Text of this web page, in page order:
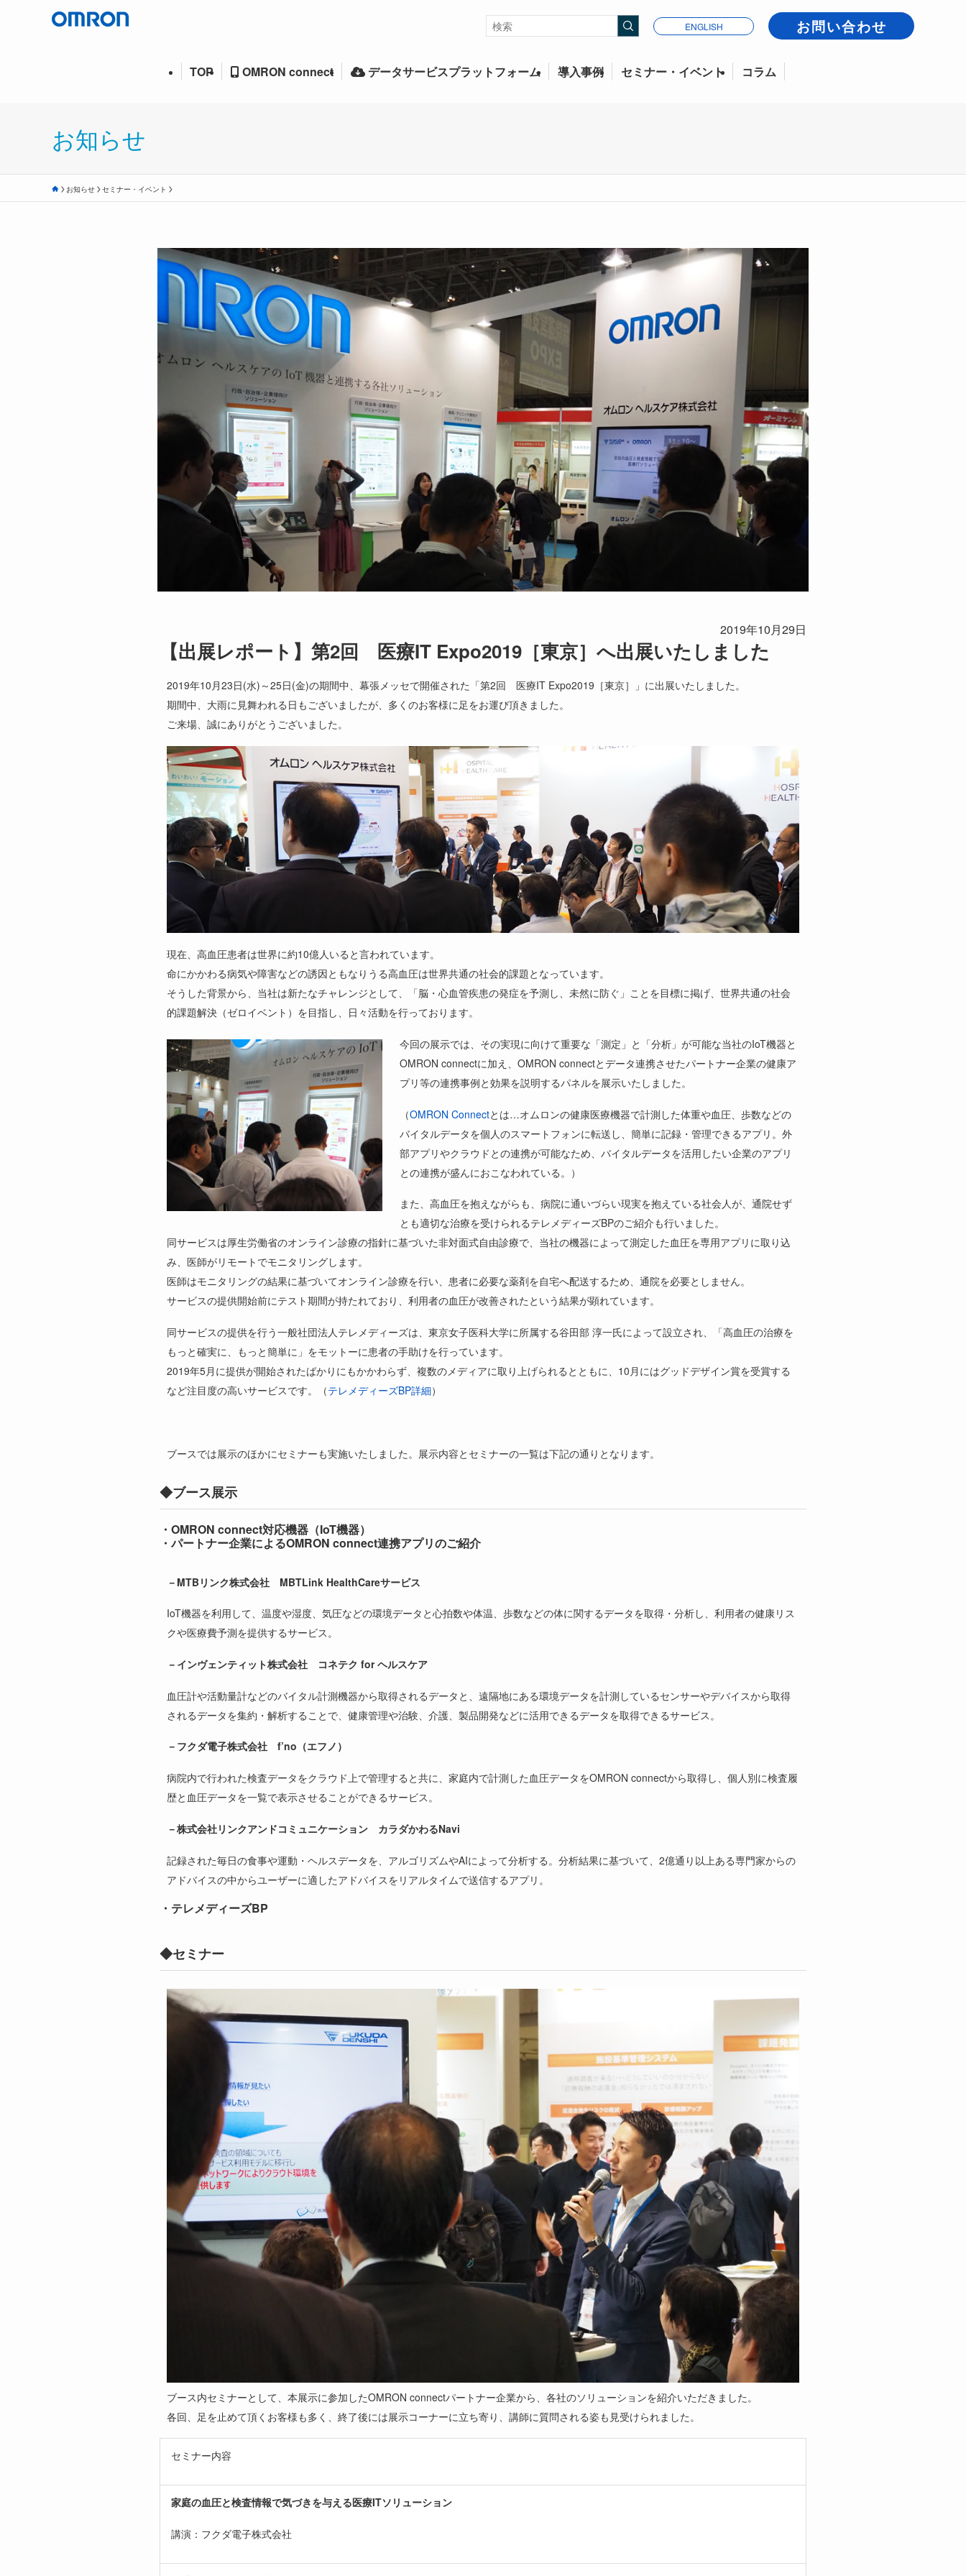
ENGLISH お問い合わせ
TOP OMRON connect データサービスプラットフォーム 導入事例 セミナー・イベント コラム
お知らせ
お知らせ セミナー・イベント
2019年10月29日
【出展レポート】第2回 医療IT Expo2019［東京］へ出展いたしました
2019年10月23日(水)～25日(金)の期間中、幕張メッセで開催された「第2回 医療IT Expo2019［東京］」に出展いたしました。
期間中、大雨に見舞われる日もございましたが、多くのお客様に足をお運び頂きました。
ご来場、誠にありがとうございました。
現在、高血圧患者は世界に約10億人いると言われています。
命にかかわる病気や障害などの誘因ともなりうる高血圧は世界共通の社会的課題となっています。
そうした背景から、当社は新たなチャレンジとして、「脳・心血管疾患の発症を予測し、未然に防ぐ」ことを目標に掲げ、世界共通の社会
的課題解決（ゼロイベント）を目指し、日々活動を行っております。
今回の展示では、その実現に向けて重要な「測定」と「分析」が可能な当社のIoT機器と
OMRON connectに加え、OMRON connectとデータ連携させたパートナー企業の健康ア
プリ等の連携事例と効果を説明するパネルを展示いたしました。
（OMRON Connectとは…オムロンの健康医療機器で計測した体重や血圧、歩数などの
バイタルデータを個人のスマートフォンに転送し、簡単に記録・管理できるアプリ。外
部アプリやクラウドとの連携が可能なため、バイタルデータを活用したい企業のアプリ
との連携が盛んにおこなわれている。）
また、高血圧を抱えながらも、病院に通いづらい現実を抱えている社会人が、通院せず
とも適切な治療を受けられるテレメディーズBPのご紹介も行いました。
同サービスは厚生労働省のオンライン診療の指針に基づいた非対面式自由診療で、当社の機器によって測定した血圧を専用アプリに取り込
み、医師がリモートでモニタリングします。
医師はモニタリングの結果に基づいてオンライン診療を行い、患者に必要な薬剤を自宅へ配送するため、通院を必要としません。
サービスの提供開始前にテスト期間が持たれており、利用者の血圧が改善されたという結果が顕れています。
同サービスの提供を行う一般社団法人テレメディーズは、東京女子医科大学に所属する谷田部 淳一氏によって設立され、「高血圧の治療を
もっと確実に、もっと簡単に」をモットーに患者の手助けを行っています。
2019年5月に提供が開始されたばかりにもかかわらず、複数のメディアに取り上げられるとともに、10月にはグッドデザイン賞を受賞する
など注目度の高いサービスです。（テレメディーズBP詳細）
ブースでは展示のほかにセミナーも実施いたしました。展示内容とセミナーの一覧は下記の通りとなります。
◆ブース展示
・OMRON connect対応機器（IoT機器）
・パートナー企業によるOMRON connect連携アプリのご紹介
－MTBリンク株式会社 MBTLink HealthCareサービス
IoT機器を利用して、温度や湿度、気圧などの環境データと心拍数や体温、歩数などの体に関するデータを取得・分析し、利用者の健康リス
クや医療費予測を提供するサービス。
－インヴェンティット株式会社 コネテク for ヘルスケア
血圧計や活動量計などのバイタル計測機器から取得されるデータと、遠隔地にある環境データを計測しているセンサーやデバイスから取得
されるデータを集約・解析することで、健康管理や治験、介護、製品開発などに活用できるデータを取得できるサービス。
－フクダ電子株式会社 f’no（エフノ）
病院内で行われた検査データをクラウド上で管理すると共に、家庭内で計測した血圧データをOMRON connectから取得し、個人別に検査履
歴と血圧データを一覧で表示させることができるサービス。
－株式会社リンクアンドコミュニケーション カラダかわるNavi
記録された毎日の食事や運動・ヘルスデータを、アルゴリズムやAIによって分析する。分析結果に基づいて、2億通り以上ある専門家からの
アドバイスの中からユーザーに適したアドバイスをリアルタイムで送信するアプリ。
・テレメディーズBP
◆セミナー
ブース内セミナーとして、本展示に参加したOMRON connectパートナー企業から、各社のソリューションを紹介いただきました。
各回、足を止めて頂くお客様も多く、終了後には展示コーナーに立ち寄り、講師に質問される姿も見受けられました。
セミナー内容
家庭の血圧と検査情報で気づきを与える医療ITソリューション
講演：フクダ電子株式会社